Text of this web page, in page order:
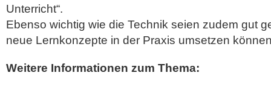
Unterricht“.
Ebenso wichtig wie die Technik seien zudem gut
neue Lernkonzepte in der Praxis umsetzen
Weitere Informationen zum Thema: